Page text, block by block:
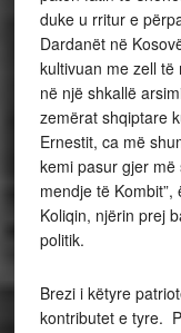
duke u rritur e
Dardanët në
kultivuan me zell
në një shkallë
zemërat shqiptare
Ernestit, ca më
kemi pasur gjer
mendje të
Koliqin, njërin prej
politik.
Brezi i këtyre
kontributet e tyre.